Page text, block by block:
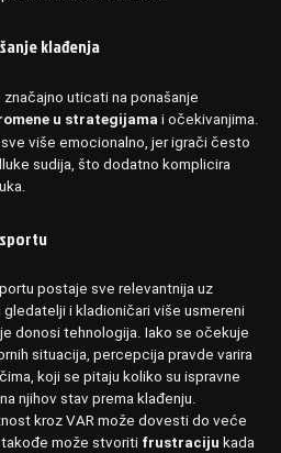
klađenja
uticati na ponašanje
u strategijama i očekivanjima.
više emocionalno, jer igrači često
sudija, što dodatno komplicira
postaje sve relevantnija uz
gledatelji i kladioničari više usmereni
donosi tehnologija. Iako se očekuje
situacija, percepcija pravde varira
koji se pitaju koliko su ispravne
njihov stav prema klađenju.
kroz VAR može dovesti do veće
može stvoriti frustraciju kada